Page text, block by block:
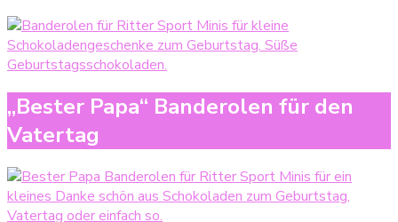
„Bester Papa“ Banderolen für den
Vatertag